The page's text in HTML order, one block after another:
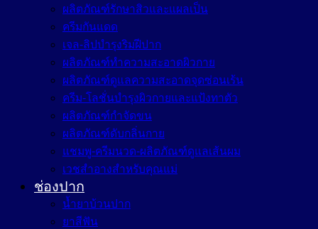
ผลิตภัณฑ์รักษาสิวและแผลเป็น
ครีมกันแดด
เจล-ลิปบำรุงริมฝีปาก
ผลิตภัณฑ์ทำความสะอาดผิวกาย
ผลิตภัณฑ์ดูแลความสะอาดจุดซ่อนเร้น
ครีม-โลชั่นบำรุงผิวกายและแป้งทาตัว
ผลิตภัณฑ์กำจัดขน
ผลิตภัณฑ์ดับกลิ่นกาย
แชมพู-ครีมนวด-ผลิตภัณฑ์ดูแลเส้นผม
เวชสำอางสำหรับคุณแม่
ช่องปาก
น้ำยาบ้วนปาก
ยาสีฟัน